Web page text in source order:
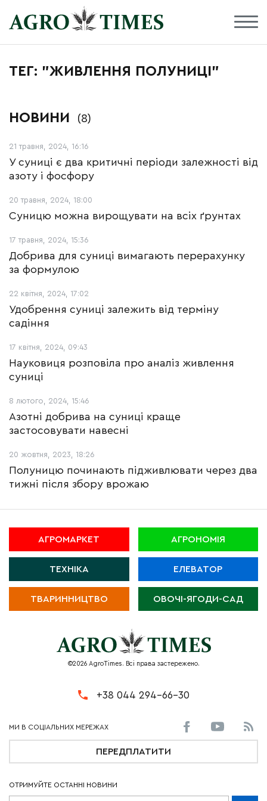
ТЕГ: "ЖИВЛЕННЯ ПОЛУНИЦІ"
НОВИНИ (8)
21 травня, 2024, 16:16
У суниці є два критичні періоди залежності від
азоту і фосфору
20 травня, 2024, 18:00
Суницю можна вирощувати на всіх ґрунтах
17 травня, 2024, 15:36
Добрива для суниці вимагають перерахунку
за формулою
22 квітня, 2024, 17:02
Удобрення суниці залежить від терміну
садіння
17 квітня, 2024, 09:43
Науковиця розповіла про аналіз живлення
суниці
8 лютого, 2024, 15:46
Азотні добрива на суниці краще
застосовувати навесні
20 жовтня, 2023, 18:26
Полуницю починають підживлювати через два
тижні після збору врожаю
АГРОМАРКЕТ АГРОНОМІЯ
ТЕХНІКА ЕЛЕВАТОР
ТВАРИННИЦТВО ОВОЧІ-ЯГОДИ-САД
©2026 AgroTimes. Всі права застережено.
+38 044 294-66-30
ПЕРЕДПЛАТИТИ
ОТРИМУЙТЕ ОСТАННІ НОВИНИ